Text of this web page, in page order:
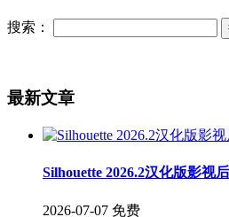
搜索：
最新文章
Silhouette 2026.2汉化版影
2026-07-07 免费